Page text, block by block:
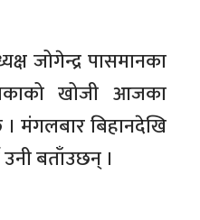
जोगेन्द्र पासमानका
खोजी आजका
मंगलबार बिहानदेखि
उनी बताँउछन् ।